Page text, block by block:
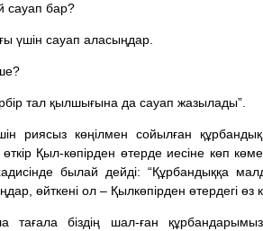
сауап бар?
үшін сауап аласыңдар.
тал қылшығына да сауап жазылады”.
риясыз көңілмен сойылған
Қыл-көпірден өтерде иесіне көп
былай дейді: “Құрбандыққа
өйткені ол – Қылкөпірден өтердегі өз
тағала біздің шал-ған